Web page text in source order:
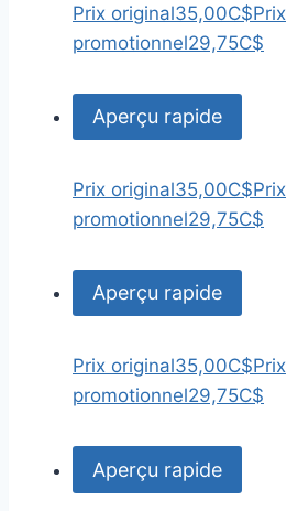
Prix original35,00C$Prix
promotionnel29,75C$
Aperçu rapide
Prix original35,00C$Prix
promotionnel29,75C$
Aperçu rapide
Prix original35,00C$Prix
promotionnel29,75C$
Aperçu rapide